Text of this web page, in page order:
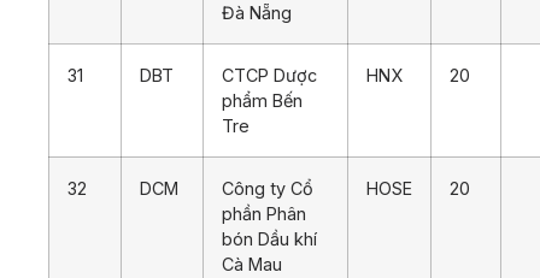
Đà Nẵng
31 DBT
CTCP Dược
phẩm Bến
Tre
HNX 20
32 DCM
Công ty Cổ
phần Phân
bón Dầu khí
Cà Mau
HOSE 20